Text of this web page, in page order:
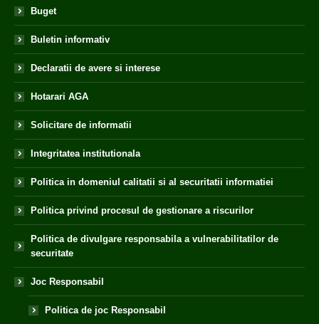
Buget
Buletin informativ
Declaratii de avere si interese
Hotarari AGA
Solicitare de informatii
Integritatea institutionala
Politica in domeniul calitatii si al securitatii informatiei
Politica privind procesul de gestionare a riscurilor
Politica de divulgare responsabila a vulnerabilitatilor de
securitate
Joc Responsabil
Politica de joc Responsabil